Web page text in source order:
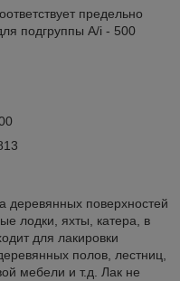
предельно
подгруппы A/i - 500
деревянных поверхностей
лодки, яхты, катера, в
для лакировки
полов, лестниц,
мебели и т.д. Лак не